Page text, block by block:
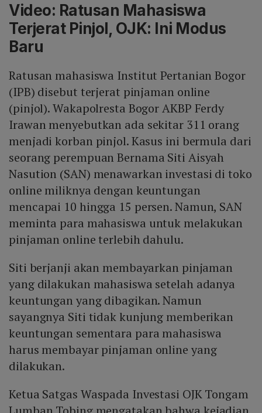
Video: Ratusan Mahasiswa
Terjerat Pinjol, OJK: Ini Modus
Baru
Ratusan mahasiswa Institut Pertanian Bogor
(IPB) disebut terjerat pinjaman online
(pinjol). Wakapolresta Bogor AKBP Ferdy
Irawan menyebutkan ada sekitar 311 orang
menjadi korban pinjol. Kasus ini bermula dari
seorang perempuan Bernama Siti Aisyah
Nasution (SAN) menawarkan investasi di toko
online miliknya dengan keuntungan
mencapai 10 hingga 15 persen. Namun, SAN
meminta para mahasiswa untuk melakukan
pinjaman online terlebih dahulu.
Siti berjanji akan membayarkan pinjaman
yang dilakukan mahasiswa setelah adanya
keuntungan yang dibagikan. Namun
sayangnya Siti tidak kunjung memberikan
keuntungan sementara para mahasiswa
harus membayar pinjaman online yang
dilakukan.
Ketua Satgas Waspada Investasi OJK Tongam